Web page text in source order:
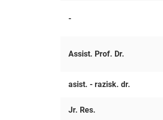
-
Assist. Prof. Dr.
asist. - razisk. dr.
Jr. Res.